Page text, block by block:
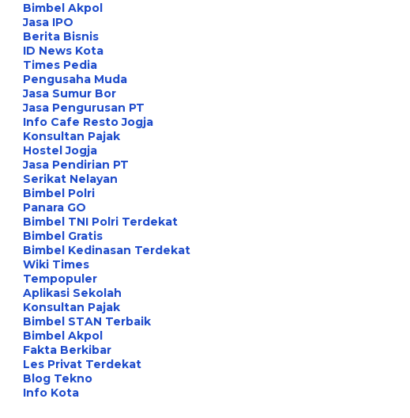
Bimbel Akpol
Jasa IPO
Berita Bisnis
ID News Kota
Times Pedia
Pengusaha Muda
Jasa Sumur Bor
Jasa Pengurusan PT
Info Cafe Resto Jogja
Konsultan Pajak
Hostel Jogja
Jasa Pendirian PT
Serikat Nelayan
Bimbel Polri
Panara GO
Bimbel TNI Polri Terdekat
Bimbel Gratis
Bimbel Kedinasan Terdekat
Wiki Times
Tempopuler
Aplikasi Sekolah
Konsultan Pajak
Bimbel STAN Terbaik
Bimbel Akpol
Fakta Berkibar
Les Privat Terdekat
Blog Tekno
Info Kota